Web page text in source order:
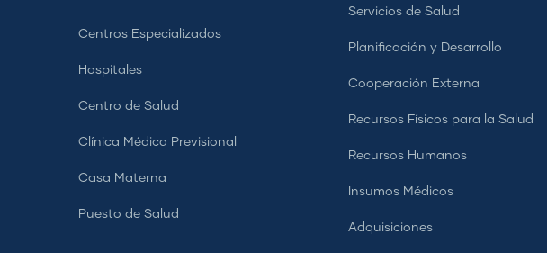
Centros Especializados
Hospitales
Centro de Salud
Clínica Médica Previsional
Casa Materna
Puesto de Salud
Servicios de Salud
Planificación y Desarrollo
Cooperación Externa
Recursos Físicos para la Salud
Recursos Humanos
Insumos Médicos
Adquisiciones